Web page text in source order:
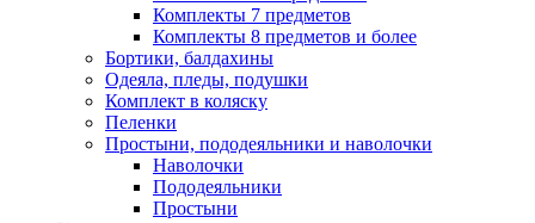
Комплекты 7 предметов
Комплекты 8 предметов и более
Бортики, балдахины
Одеяла, пледы, подушки
Комплект в коляску
Пеленки
Простыни, пододеяльники и наволочки
Наволочки
Пододеяльники
Простыни